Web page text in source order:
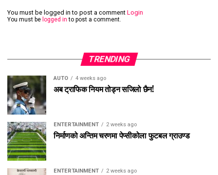
You must be logged in to post a comment Login
You must be logged in to post a comment.
TRENDING
AUTO 4 weeks ago
अब ट्राफिक नियम तोड्न सजिलो छैन!
ENTERTAINMENT 2 weeks ago
निर्माणको अन्तिम चरणमा पेप्सीकोला फुटबल ग्राउण्ड
ENTERTAINMENT 2 weeks ago